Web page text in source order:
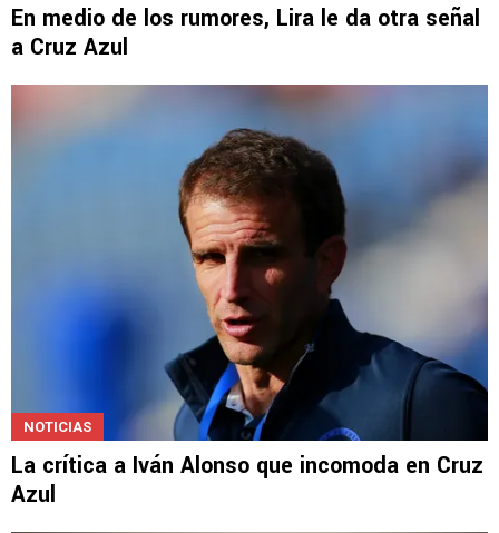
En medio de los rumores, Lira le da otra señal
a Cruz Azul
NOTICIAS
La crítica a Iván Alonso que incomoda en Cruz
Azul